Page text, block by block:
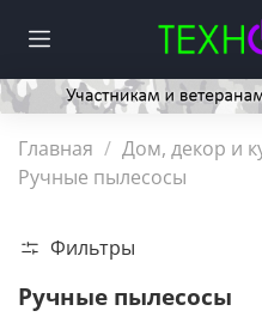
Главная Дом, декор и
Ручные пылесосы
Фильтры
Ручные пылесосы